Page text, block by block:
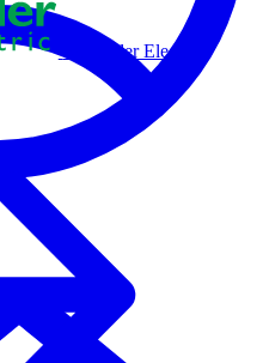
Schneider Electric